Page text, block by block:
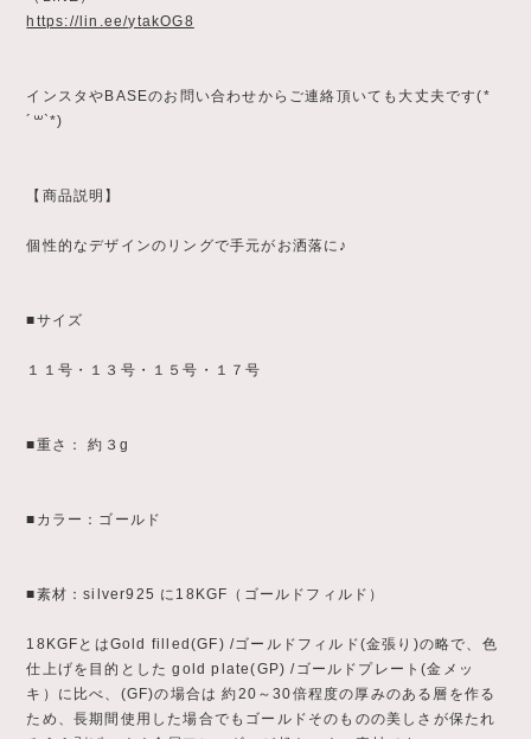
https://lin.ee/ytakOG8
インスタやBASEのお問い合わせからご連絡頂いても大丈夫です(*
´꒳`*)
【商品説明】
個性的なデザインのリングで手元がお洒落に♪
■サイズ
１１号・１３号・１５号・１７号
■重さ： 約３g
■カラー：ゴールド
■素材：silver925 に18KGF（ゴールドフィルド）
18KGFとはGold filled(GF) /ゴールドフィルド(金張り)の略で、色
仕上げを目的とした gold plate(GP) /ゴールドプレート(金メッ
キ）に比べ、(GF)の場合は 約20～30倍程度の厚みのある層を作る
ため、長期間使用した場合でもゴールドそのものの美しさが保たれ